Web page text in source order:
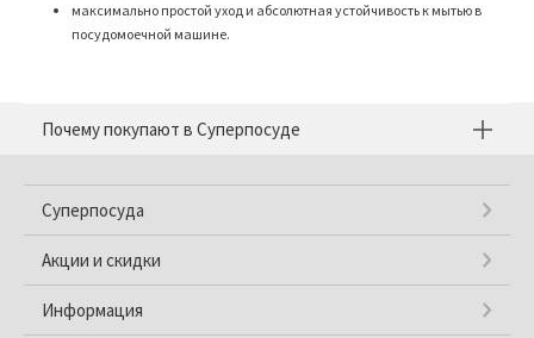
максимально простой уход и абсолютная устойчивость к мытью в
посудомоечной машине.
Почему покупают в Суперпосуде
Суперпосуда
Акции и скидки
Информация